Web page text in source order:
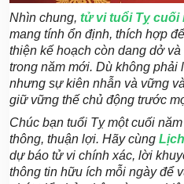
Nhìn chung, tử vi tuổi Tỵ cuối
mang tính ổn định, thích hợp
thiện kế hoạch còn dang dở
trong năm mới. Dù không phải
nhưng sự kiên nhẫn và vững
giữ vững thế chủ động trước
Chúc bạn tuổi Tỵ một cuối
thông, thuận lợi. Hãy cùng
dự báo tử vi chính xác, lời
thông tin hữu ích mỗi ngày để